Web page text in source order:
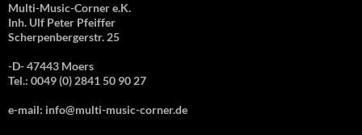
Multi-Music-Corner e.K.
Inh. Ulf Peter Pfeiffer
Scherpenbergerstr. 25
-D- 47443 Moers
Tel.: 0049 (0) 2841 50 90 27
e-mail: info@multi-music-corner.de